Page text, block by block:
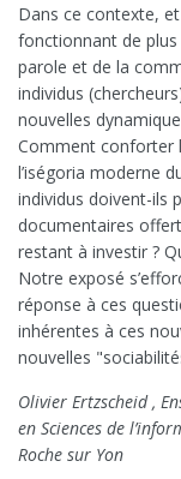
Dans ce contexte,
fonctionnant de plus
parole et de la
individus
nouvelles
Comment conforter
l’iségoria moderne
individus doivent-ils
documentaires
restant à investir ?
Notre exposé
réponse à ces
inhérentes à ces
nouvelles
Olivier Ertzscheid ,
en Sciences de
Roche sur Yon